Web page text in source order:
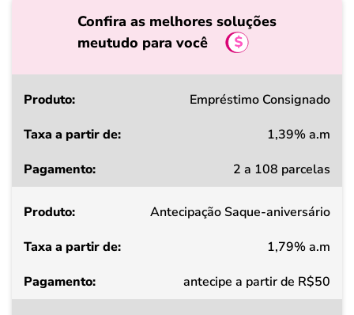
Confira as melhores soluções
meutudo para você
Produto
a
de
Pagamento
Empréstimo Consignado
1,39% a.m
2 a 108 parcelas
Antecipação Saque-aniversário
1,79% a.m
antecipe a partir de R$50